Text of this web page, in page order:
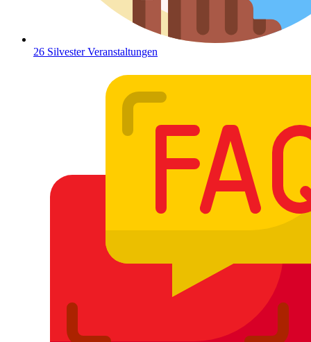
26 Silvester Veranstaltungen